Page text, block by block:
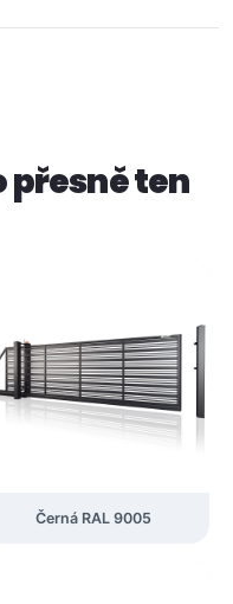
přesně ten
Černá RAL 9005